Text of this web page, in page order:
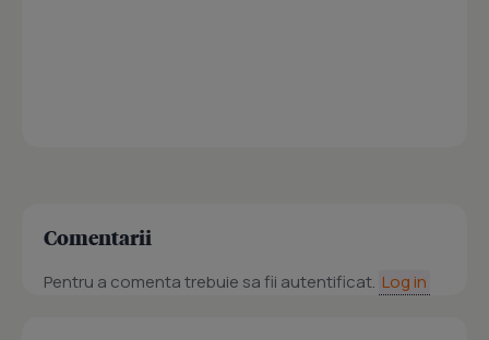
Comentarii
Pentru a comenta trebuie sa fii autentificat. Log in